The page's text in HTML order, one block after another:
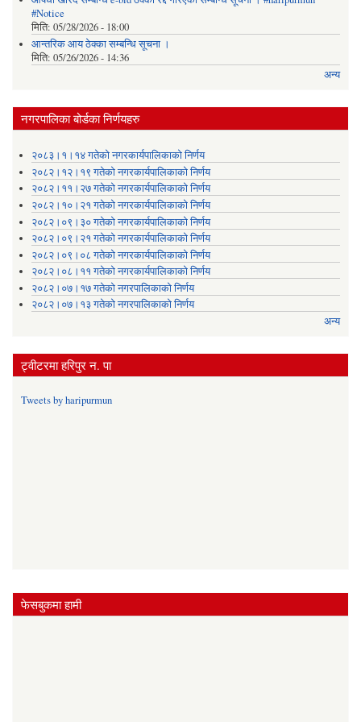
#Notice
मिति: 05/28/2026 - 18:00
आन्तरिक आय ठेक्का सम्बन्धि सूचना ।
मिति: 05/26/2026 - 14:36
अन्य
नगरपालिका बोर्डका निर्णयहरु
२०८३।१।१४ गतेको नगरकार्यपालिकाको निर्णय
२०८२।१२।१९ गतेको नगरकार्यपालिकाको निर्णय
२०८२।११।२७ गतेको नगरकार्यपालिकाको निर्णय
२०८२।१०।२१ गतेको नगरकार्यपालिकाको निर्णय
२०८२।०९।३० गतेको नगरकार्यपालिकाको निर्णय
२०८२।०९।२१ गतेको नगरकार्यपालिकाको निर्णय
२०८२।०९।०८ गतेको नगरकार्यपालिकाको निर्णय
२०८२।०८।११ गतेको नगरकार्यपालिकाको निर्णय
२०८२।०७।१७ गतेको नगरपालिकाको निर्णय
२०८२।०७।१३ गतेको नगरपालिकाको निर्णय
अन्य
ट्वीटरमा हरिपुर न. पा
Tweets by haripurmun
फेसबुकमा हामी